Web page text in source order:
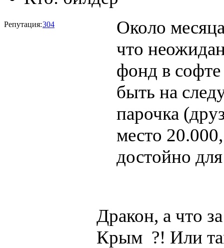
Репутация:304
Около
что
фонд в
быть на
парочка
место
достойно
Дракон, а что
Крым ?! Или